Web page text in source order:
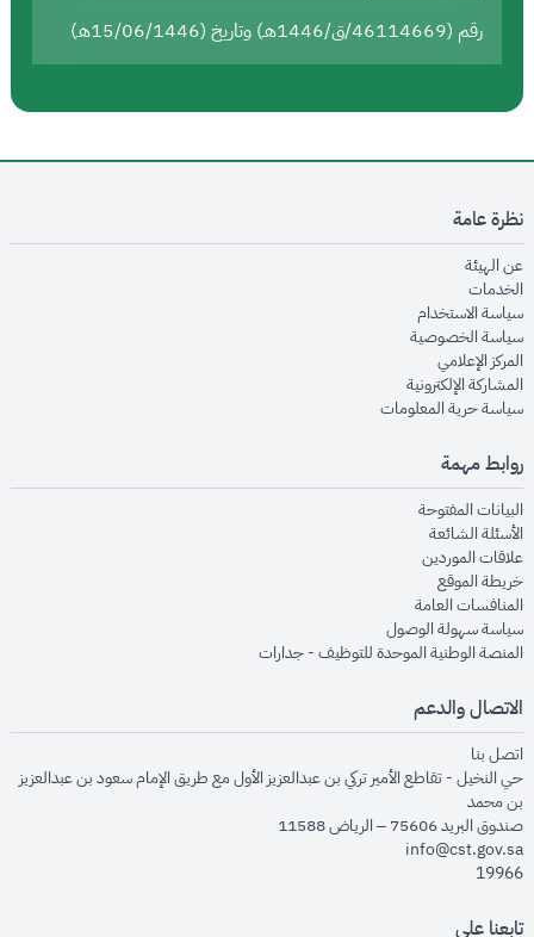
رقم (46114669/ق/1446هـ) وتاريخ (15/06/1446هـ)
نظرة عامة
عن الهيئةopens in new window
الخدماتopens in new window
سياسة الاستخدام
سياسة الخصوصيةopens in new window
المركز الإعلاميopens in new window
المشاركة الإلكترونيةopens in new window
سياسة حرية المعلوماتopens in new window
روابط مهمة
البيانات المفتوحةopens in new window
الأسئلة الشائعةopens in new window
علاقات الموردينopens in new window
خريطة الموقعopens in new window
المنافسات العامةopens in new window
سياسة سهولة الوصولopens in new window
المنصة الوطنية الموحدة للتوظيف - جداراتopens in new window
الاتصال والدعم
اتصل بنا
حي النخيل - تقاطع الأمير تركي بن عبدالعزيز الأول مع طريق الإمام سعود بن عبدالعزيز
بن محمد
صندوق البريد 75606 – الرياض 11588
info@cst.gov.sa
19966
تابعنا على